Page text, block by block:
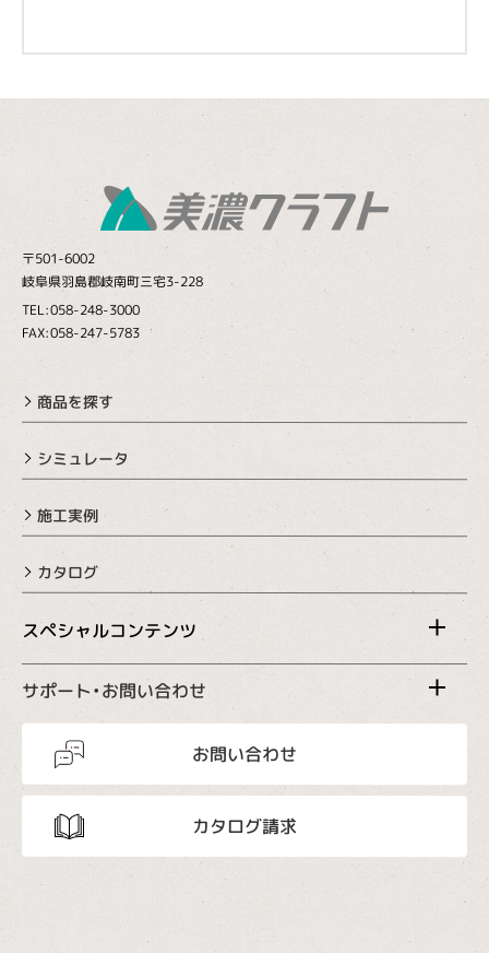
〒501-6002
岐阜県羽島郡岐南町三宅3-228
TEL:058-248-3000
FAX:058-247-5783
商品を探す
シミュレータ
施工実例
カタログ
スペシャルコンテンツ
サポート・お問い合わせ
お問い合わせ
カタログ請求